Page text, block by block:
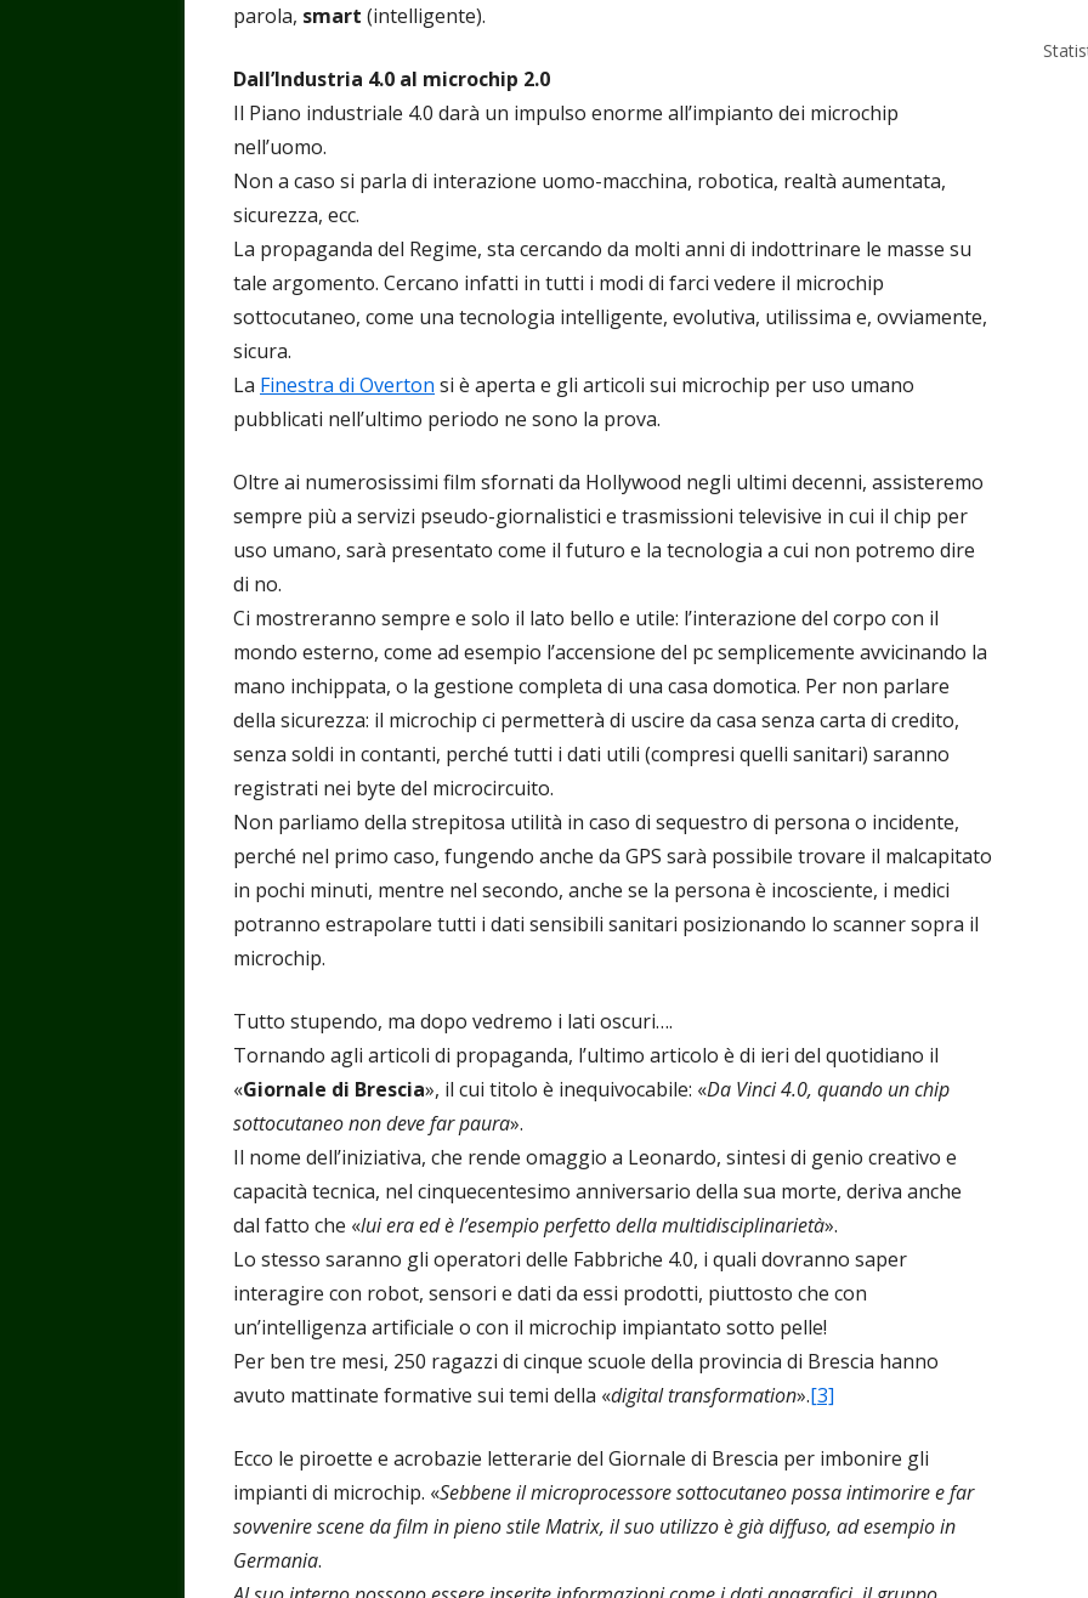
parola, smart (intelligente).
Dall’Industria 4.0 al microchip 2.0
Il Piano industriale 4.0 darà un impulso enorme all’impianto dei microchip
nell’uomo.
Non a caso si parla di interazione uomo-macchina, robotica, realtà aumentata,
sicurezza, ecc.
La propaganda del Regime, sta cercando da molti anni di indottrinare le masse su
tale argomento. Cercano infatti in tutti i modi di farci vedere il microchip
sottocutaneo, come una tecnologia intelligente, evolutiva, utilissima e, ovviamente,
sicura.
La Finestra di Overton si è aperta e gli articoli sui microchip per uso umano
pubblicati nell’ultimo periodo ne sono la prova.
Oltre ai numerosissimi film sfornati da Hollywood negli ultimi decenni, assisteremo
sempre più a servizi pseudo-giornalistici e trasmissioni televisive in cui il chip per
uso umano, sarà presentato come il futuro e la tecnologia a cui non potremo dire
di no.
Ci mostreranno sempre e solo il lato bello e utile: l’interazione del corpo con il
mondo esterno, come ad esempio l’accensione del pc semplicemente avvicinando la
mano inchippata, o la gestione completa di una casa domotica. Per non parlare
della sicurezza: il microchip ci permetterà di uscire da casa senza carta di credito,
senza soldi in contanti, perché tutti i dati utili (compresi quelli sanitari) saranno
registrati nei byte del microcircuito.
Non parliamo della strepitosa utilità in caso di sequestro di persona o incidente,
perché nel primo caso, fungendo anche da GPS sarà possibile trovare il malcapitato
in pochi minuti, mentre nel secondo, anche se la persona è incosciente, i medici
potranno estrapolare tutti i dati sensibili sanitari posizionando lo scanner sopra il
microchip.
Tutto stupendo, ma dopo vedremo i lati oscuri….
Tornando agli articoli di propaganda, l’ultimo articolo è di ieri del quotidiano il
«Giornale di Brescia», il cui titolo è inequivocabile: «Da Vinci 4.0, quando un chip
sottocutaneo non deve far paura».
Il nome dell’iniziativa, che rende omaggio a Leonardo, sintesi di genio creativo e
capacità tecnica, nel cinquecentesimo anniversario della sua morte, deriva anche
dal fatto che «lui era ed è l’esempio perfetto della multidisciplinarietà».
Lo stesso saranno gli operatori delle Fabbriche 4.0, i quali dovranno saper
interagire con robot, sensori e dati da essi prodotti, piuttosto che con
un’intelligenza artificiale o con il microchip impiantato sotto pelle!
Per ben tre mesi, 250 ragazzi di cinque scuole della provincia di Brescia hanno
avuto mattinate formative sui temi della «digital transformation».[3]
Ecco le piroette e acrobazie letterarie del Giornale di Brescia per imbonire gli
impianti di microchip. «Sebbene il microprocessore sottocutaneo possa intimorire e far
sovvenire scene da film in pieno stile Matrix, il suo utilizzo è già diffuso, ad esempio in
Germania.